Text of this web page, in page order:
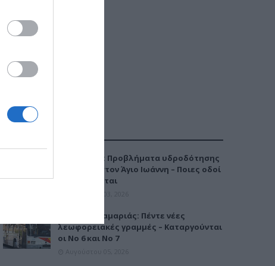
Καλαμαριά: Προβλήματα υδροδότησης
την Τρίτη στον Άγιο Ιωάννη – Ποιες οδοί
επηρεάζονται
Μετρό Καλαμαριάς: Πέντε νέες
λεωφορειακές γραμμές – Καταργούνται
οι Νο 6 και Νο 7